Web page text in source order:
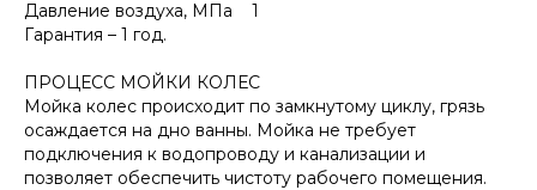
Давление воздуха, МПа 1
Гарантия – 1 год.
ПРОЦЕСС МОЙКИ КОЛЕС
Мойка колес происходит по замкнутому циклу, грязь
осаждается на дно ванны. Мойка не требует
подключения к водопроводу и канализации и
позволяет обеспечить чистоту рабочего помещения.